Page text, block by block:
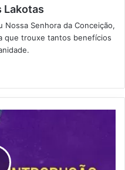
Lakotas
Nossa Senhora da Conceição,
que trouxe tantos benefícios
te